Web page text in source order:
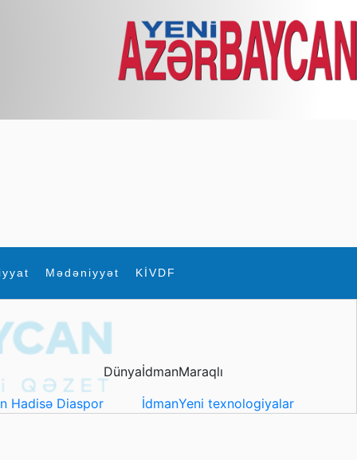
Mədəniyyət KİVDF
Hadisə Diaspor
Dünyaİdman
İdman
Maraqlı
Yeni texnologiyalar